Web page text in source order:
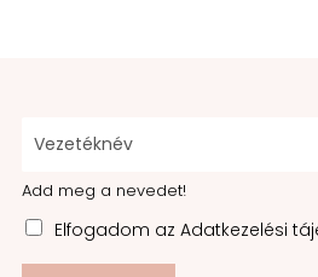
Add meg a nevedet!
Elfogadom az Adatkezelési